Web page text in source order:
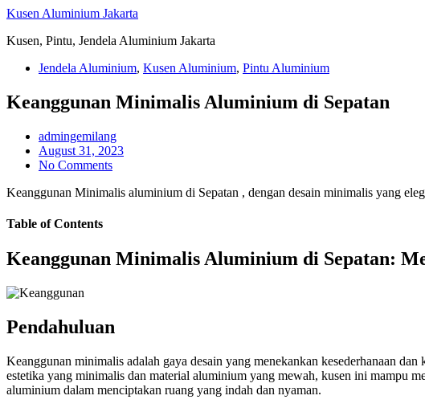
Skip
content
Kusen Aluminium Jakarta
Kusen, Pintu, Jendela Aluminium Jakarta
Jendela Aluminium, Kusen Aluminium, Pintu Aluminium
Keanggunan Minimalis Aluminium di Sepatan
admingemilang
August 31, 2023
No Comments
Keanggunan Minimalis aluminium di Sepatan , dengan desain minimalis yang
Table of Contents
Keanggunan Minimalis Aluminium di Sepatan:
Pendahuluan
Keanggunan minimalis adalah gaya desain yang menekankan kesederhanaan
estetika yang minimalis dan material aluminium yang mewah, kusen ini mampu
aluminium dalam menciptakan ruang yang indah dan nyaman.